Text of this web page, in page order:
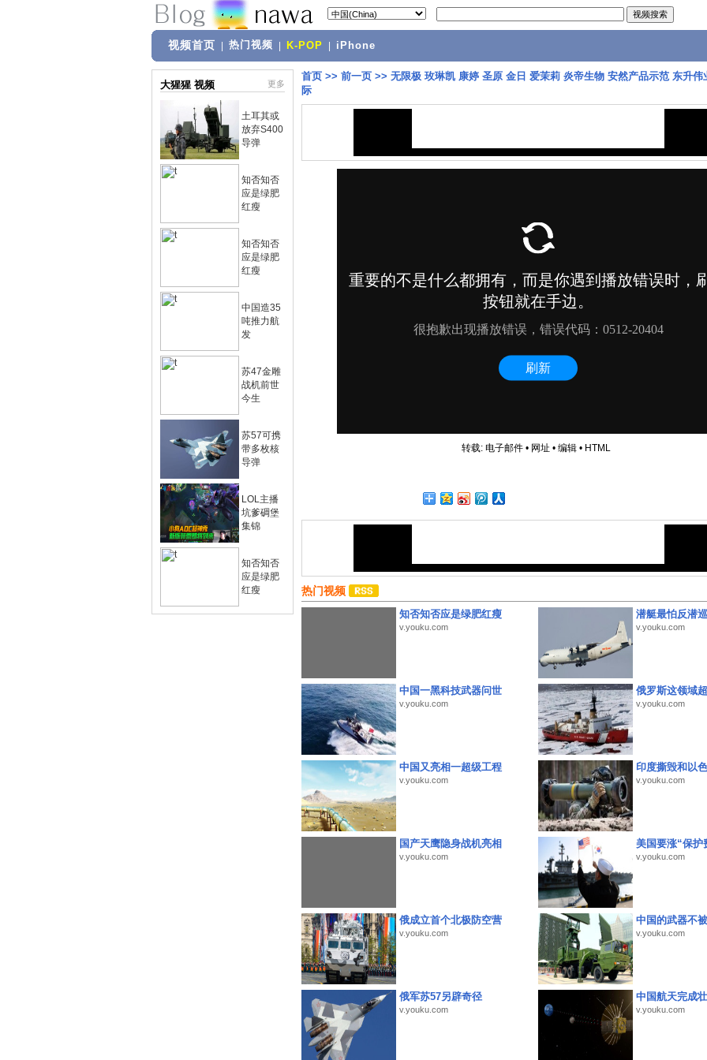
视频首页 热门视频 K-POP iPhone
大猩猩 视频 更多
土耳其或
放弃S400
导弹
知否知否
应是绿肥
红瘦
知否知否
应是绿肥
红瘦
中国造35
吨推力航
发
苏47金雕
战机前世
今生
苏57可携
带多枚核
导弹
LOL主播
坑爹碉堡
集锦
知否知否
应是绿肥
红瘦
首页 >> 前一页 >> 无限极 玫琳凯 康婷 圣原 金日 爱茉莉 炎帝生物 安然产品示范 东升伟
际
转载: 电子邮件• 网址 • 编辑• HTML
热门视频
知否知否应是绿肥红瘦
v.youku.com
潜艇最怕反潜
v.youku.com
中国一黑科技武器问世
v.youku.com
俄罗斯这领域
v.youku.com
中国又亮相一超级工程
v.youku.com
印度撕毁和以
v.youku.com
国产天鹰隐身战机亮相
v.youku.com
美国要涨“保护
v.youku.com
俄成立首个北极防空营
v.youku.com
中国的武器不
v.youku.com
俄军苏57另辟奇径
v.youku.com
中国航天完成
v.youku.com